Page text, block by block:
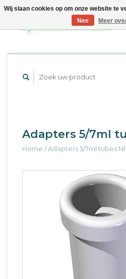
Adapters 5/7ml
Home /Adapters 5/7ml tubes
Wij slaan cookies op om onze website te
Nee
Meer